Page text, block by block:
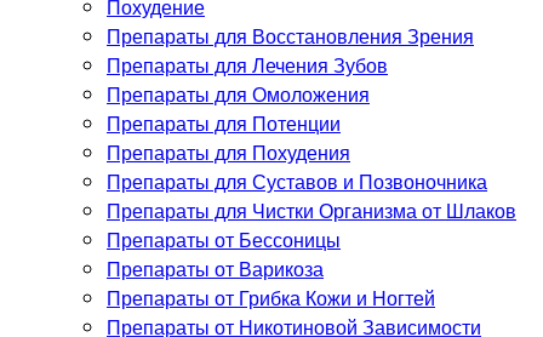
Похудение
Препараты для Восстановления Зрения
Препараты для Лечения Зубов
Препараты для Омоложения
Препараты для Потенции
Препараты для Похудения
Препараты для Суставов и Позвоночника
Препараты для Чистки Организма от Шлаков
Препараты от Бессоницы
Препараты от Варикоза
Препараты от Грибка Кожи и Ногтей
Препараты от Никотиновой Зависимости